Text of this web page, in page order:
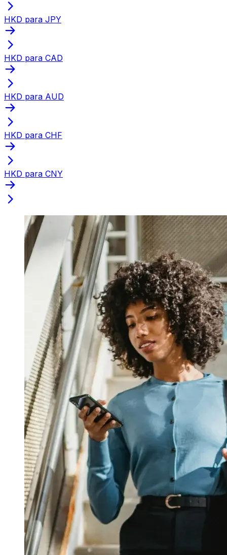
HKD para JPY
HKD para CAD
HKD para AUD
HKD para CHF
HKD para CNY